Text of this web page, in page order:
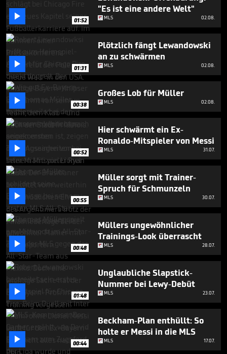
 01:52
"Es ist eine andere Welt"
MLS 02.08.
 01:31
Plötzlich fängt Lewandowski
an zu schwärmen
MLS 02.08.
 00:38
Großes Lob für Müller
MLS 02.08.
 00:52
Hier schwärmt ein Ex-
Ronaldo-Mitspieler von Messi
MLS 31.07.
 00:55
Müller sorgt mit Trainer-
Spruch für Schmunzeln
MLS 30.07.
 00:48
Müllers ungewöhnlicher
Trainings-Look überrascht
MLS 28.07.
 01:48
Unglaubliche Slapstick-
Nummer bei Lewy-Debüt
MLS 23.07.
 00:44
Beckham-Plan enthüllt: So
holte er Messi in die MLS
MLS 17.07.